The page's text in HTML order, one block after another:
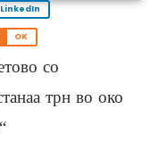
LinkedIn
OK
со
трн во око